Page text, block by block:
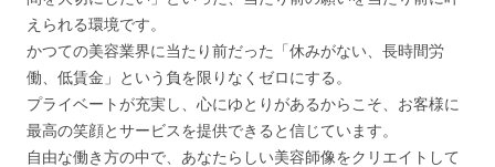
えられる環境です。
かつての美容業界に当たり前だった「休みがない、長時間労
働、低賃金」という負を限りなくゼロにする。
プライベートが充実し、心にゆとりがあるからこそ、お客様に
最高の笑顔とサービスを提供できると信じています。
自由な働き方の中で、あなたらしい美容師像をクリエイトして